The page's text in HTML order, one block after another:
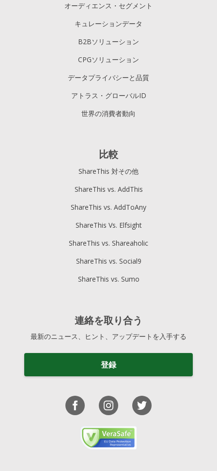
オーディエンス・セグメント
キュレーションデータ
B2Bソリューション
CPGソリューション
データプライバシーと品質
アトラス・グローバルID
世界の消費者動向
比較
ShareThis 対その他
ShareThis vs. AddThis
ShareThis vs. AddToAny
ShareThis Vs. Elfsight
ShareThis vs. Shareaholic
ShareThis vs. Social9
ShareThis vs. Sumo
連絡を取り合う
最新のニュース、ヒント、アップデートを入手する
登録